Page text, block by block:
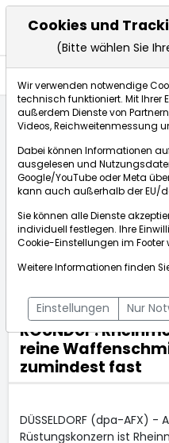
ROUNDUP: Rheinmetall
dpa-AFX Compact
ÜBERSICHT DPA-AFX
ROUNDUP:
reine
zumindest fast
DÜSSELDORF (dpa-AFX)
Rüstungskonzern ist
Cookies und
(Bitte wählen Sie
Wir verwenden notwendige
technisch funktioniert. Mit Ihrer
außerdem Dienste von
Videos, Reichweitenmessung
Dabei können Informationen
ausgelesen und
Google/YouTube oder Meta
kann auch außerhalb der EU/
Sie können alle Dienste
individuell festlegen. Ihre
Cookie-Einstellungen im Footer
Weitere Informationen finden
Einstellungen Nur